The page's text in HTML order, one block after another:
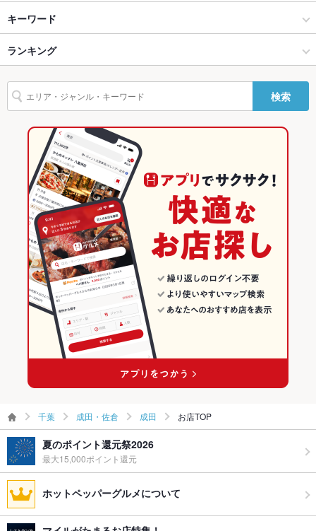
バリアフリ
ー
駐車場
英語メニュ
ー
その他設備 カウンター席あり。サク飲みサク飯大歓迎！
飲み放題 あり ：コース料理に含まれています
食べ放題 なし ：食べ放題はございません
カクテル充実、焼酎充実、日本酒充実、ワイン充実
お子様連れ お子様連れOK ：お子様連れ歓迎
ウェディン
グパーティ
２次会プランあります。
プライズ対
可
成田・佐倉 × 居酒屋
成田・佐倉 × 和風
成田駅 × 居酒屋
成田駅 × 和風
焼き鳥・鶏料理
成田・佐倉 × 和食
成田・佐倉 × 焼き鳥・鶏料理
成田駅 × 和食
成田駅 × 焼き鳥・鶏料理
成田 × 居酒屋
成田 × 和風
成田 × 和食
成田 × 焼き鳥・鶏料理
千葉 × 居酒屋
千葉 × 和風
千葉 × 和食
千葉 × 焼き鳥・鶏料理
京成成田駅
公津の杜駅
成田駅
キーワード
からあげ
ランキング
千葉のグルメランキング
千葉の居酒屋ランキング
成田・佐倉のグルメランキング
成田・佐倉の居酒屋ランキング
成田のグルメランキング
成田の居酒屋ランキング
検索
千葉 成田・佐倉 成田 お店TOP
夏のポイント還元祭2026
最大15,000ポイント還元
ホットペッパーグルメについて